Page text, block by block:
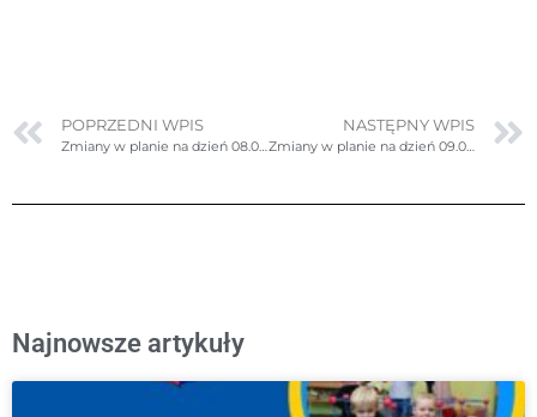
POPRZEDNI WPIS NASTĘPNY WPIS
Zmiany w planie na dzień 09.06.2026r. (wtorek)
Najnowsze artykuły